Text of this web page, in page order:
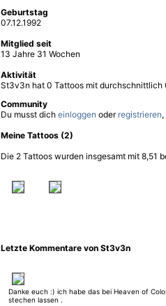
Geburtstag
07.12.1992
Mitglied seit
13 Jahre 31 Wochen
Aktivität
St3v3n hat 0 Tattoos mit durchschnittlich
Community
Du musst dich einloggen oder registrieren
Meine Tattoos (2)
Die 2 Tattoos wurden insgesamt mit 8,51
Letzte Kommentare von St3v3n
Danke euch :) ich habe das bei Heaven of
stechen lassen .